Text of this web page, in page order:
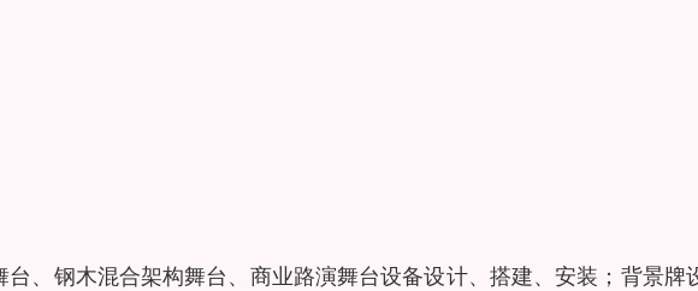
、钢木混合架构舞台、商业路演舞台设备设计、搭建、安装；背景牌